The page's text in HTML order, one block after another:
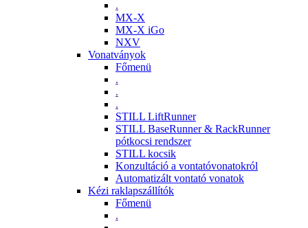
.
MX-X
MX-X iGo
NXV
Vonatványok
Főmenü
.
.
.
STILL LiftRunner
STILL BaseRunner & RackRunner
pótkocsi rendszer
STILL kocsik
Konzultáció a vontatóvonatokról
Automatizált vontató vonatok
Kézi raklapszállítók
Főmenü
.